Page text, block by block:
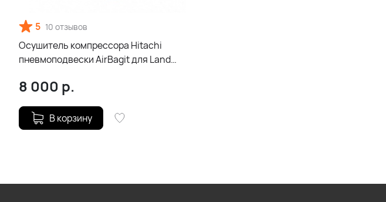
5 10 отзывов
Осушитель компрессора Hitachi
пневмоподвески AirBagit для Land
8 000 р.
В корзину